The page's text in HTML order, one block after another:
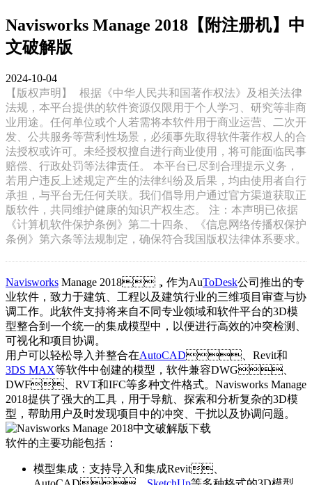
Navisworks Manage 2018【附注册机】中
文破解版
2024-10-04
【版权声明】
根据《中华人民共和国著作权法》及相关法律
法规，本平台提供的软件资源仅限用于个人学习、研究等非商
业用途。任何单位或个人若需将本软件用于商业运营、二次开
发、公共服务等营利性场景，必须事先取得软件著作权人的合
法授权或许可。未经授权擅自进行商业使用，将可能面临民事
赔偿、行政处罚等法律责任。 本平台已尽到合理提示义务，
若用户违反上述规定产生的法律纠纷及后果，均由使用者自行
承担，与平台无任何关联。我们倡导用户通过官方渠道获取正
版软件，共同维护健康的知识产权生态。 注：本声明已依据
《计算机软件保护条例》第二十四条、《信息网络传播权保护
条例》第六条等法规制定，确保符合我国版权法律体系要求。
Navisworks Manage 2018，作为AuToDesk公司推出的专
业软件，致力于建筑、工程以及建筑行业的三维项目审查与协
调工作。此软件支持将来自不同专业领域和软件平台的3D模
型整合到一个统一的集成模型中，以便进行高效的冲突检测、
可视化和项目协调。
用户可以轻松导入并整合在AutoCAD、Revit和
3DS MAX等软件中创建的模型，软件兼容DWG、
DWF、RVT和IFC等多种文件格式。Navisworks Manage
2018提供了强大的工具，用于导航、探索和分析复杂的3D模
型，帮助用户及时发现项目中的冲突、干扰以及协调问题。
软件的主要功能包括：
模型集成：支持导入和集成Revit、